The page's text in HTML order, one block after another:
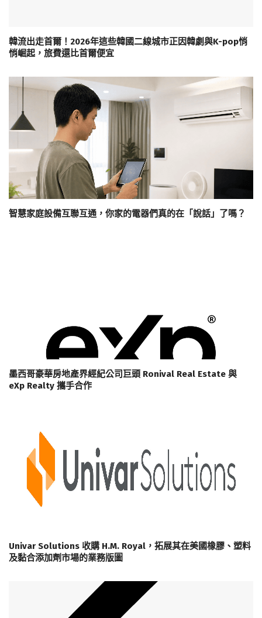
韓流出走首爾！2026年這些韓國二線城市正因韓劇與K-pop悄
悄崛起，旅費還比首爾便宜
智慧家庭設備互聯互通，你家的電器們真的在「說話」了嗎？
墨西哥豪華房地產界經紀公司巨頭 Ronival Real Estate 與
eXp Realty 攜手合作
Univar Solutions 收購 H.M. Royal，拓展其在美國橡膠、塑料
及黏合添加劑市場的業務版圖